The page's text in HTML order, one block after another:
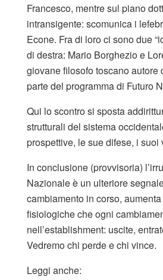
Francesco, mentre sul piano
intransigente: scomunica i
Econe. Fra di loro ci sono due
di destra: Mario Borghezio e
giovane filosofo toscano autore
parte del programma di Futuro
Qui lo scontro si sposta
strutturali del sistema
prospettive, le sue difese, i suoi
In conclusione (provvisoria)
Nazionale è un ulteriore
cambiamento in corso,
fisiologiche che ogni
nell’establishment: uscite,
Vedremo chi perde e chi vince.
Leggi anche: